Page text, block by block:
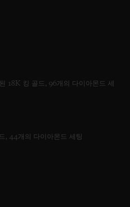
18K 킹 골드, 96개의 다이아몬드 세
, 44개의 다이아몬드 세팅